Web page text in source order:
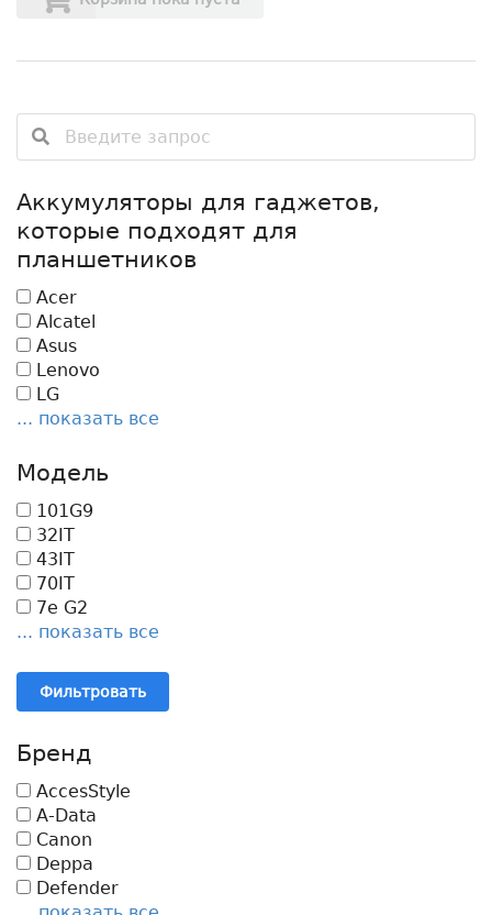
Аккумуляторы для гаджетов,
которые подходят для
планшетников
Acer
Alcatel
Asus
Lenovo
LG
... показать все
Модель
101G9
32IT
43IT
70IT
7e G2
... показать все
Фильтровать
Бренд
AccesStyle
A-Data
Canon
Deppa
Defender